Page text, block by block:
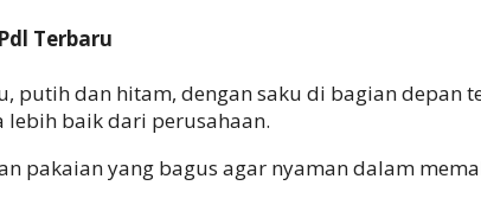
Terbaru
putih dan hitam, dengan saku di bagian depan
baik dari perusahaan.
pakaian yang bagus agar nyaman dalam